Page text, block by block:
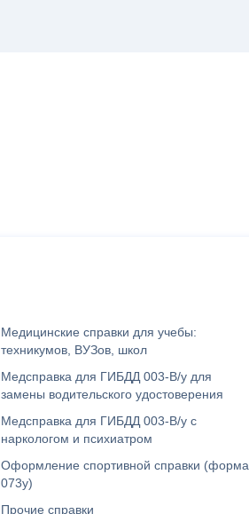
Медицинские справки для учебы:
техникумов, ВУЗов, школ
Медсправка для ГИБДД 003-В/у для
замены водительского удостоверения
Медсправка для ГИБДД 003-В/у с
наркологом и психиатром
Оформление спортивной справки (форма
073у)
Прочие справки